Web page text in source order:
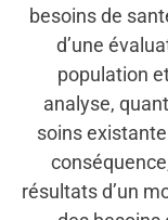
besoins de
d’une
population
analyse,
soins
résultats d’un